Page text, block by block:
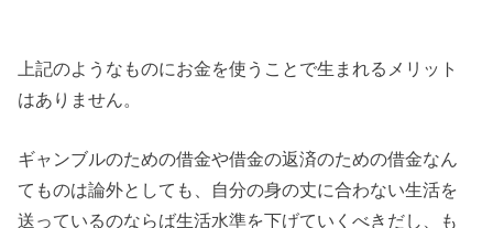
上記のようなものにお金を使うことで生まれるメリット
はありません。
ギャンブルのための借金や借金の返済のための借金なん
てものは論外としても、自分の身の丈に合わない生活を
送っているのならば生活水準を下げていくべきだし、も